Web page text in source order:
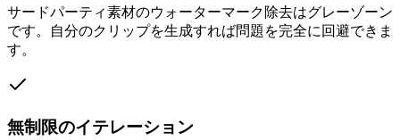
サードパーティ素材のウォーターマーク除去はグレーゾーン
です。自分のクリップを生成すれば問題を完全に回避できま
す。
無制限のイテレーション